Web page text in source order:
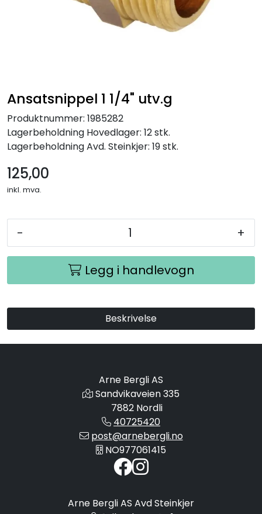
Ansatsnippel 1 1/4" utv.g
Produktnummer: 1985282
Lagerbeholdning Hovedlager: 12 stk.
LagerbeholdningAvd. Steinkjer: 19 stk.
125,00
inkl. mva.
- +
Legg i handlevogn
Beskrivelse
Arne Bergli AS
Sandvikaveien 335
7882 Nordli
40725420
post@arnebergli.no
NO977061415
Arne Bergli AS Avd Steinkjer